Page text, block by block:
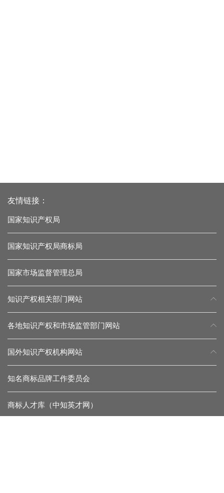
友情链接：
国家知识产权局
国家知识产权局商标局
国家市场监督管理总局
知识产权相关部门网站
各地知识产权和市场监管部门网站
国外知识产权机构网站
知名商标品牌工作委员会
商标人才库（中知英才网）